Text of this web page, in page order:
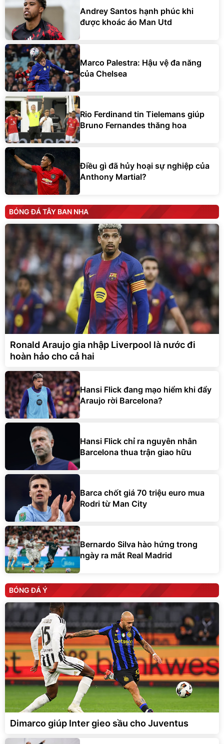
Andrey Santos hạnh phúc khi
được khoác áo Man Utd
Marco Palestra: Hậu vệ đa năng
của Chelsea
Rio Ferdinand tin Tielemans giúp
Bruno Fernandes thăng hoa
Điều gì đã hủy hoại sự nghiệp của
Anthony Martial?
BÓNG ĐÁ TÂY BAN NHA
Ronald Araujo gia nhập Liverpool là nước đi
hoàn hảo cho cả hai
Hansi Flick đang mạo hiểm khi đẩy
Araujo rời Barcelona?
Hansi Flick chỉ ra nguyên nhân
Barcelona thua trận giao hữu
Barca chốt giá 70 triệu euro mua
Rodri từ Man City
Bernardo Silva hào hứng trong
ngày ra mắt Real Madrid
BÓNG ĐÁ Ý
Dimarco giúp Inter gieo sầu cho Juventus